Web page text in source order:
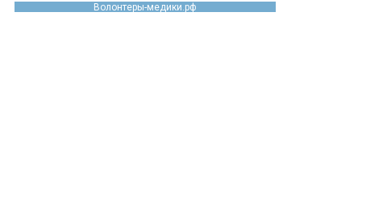
Волонтеры-медики.рф